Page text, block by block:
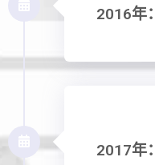
2016年
2017年